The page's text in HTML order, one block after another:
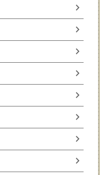
chevron_right
chevron_right
chevron_right
chevron_right
chevron_right
chevron_right
chevron_right
chevron_right